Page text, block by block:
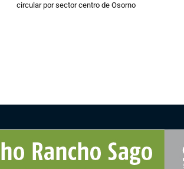
circular por sector centro de Osorno